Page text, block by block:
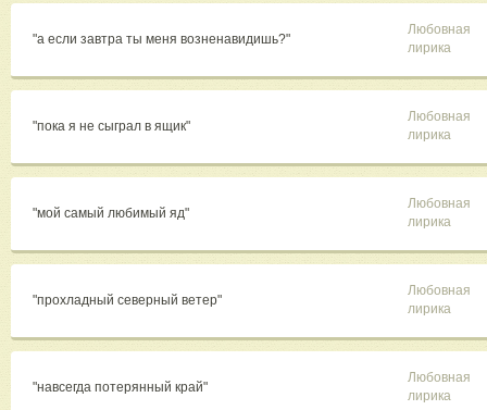
"а если завтра ты меня возненавидишь?"
Любовная
лирика
"пока я не сыграл в ящик"
Любовная
лирика
"мой самый любимый яд"
Любовная
лирика
"прохладный северный ветер"
Любовная
лирика
"навсегда потерянный край"
Любовная
лирика